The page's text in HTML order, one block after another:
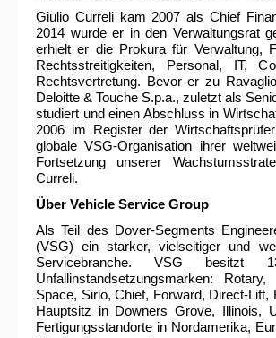
Giulio Curreli kam 2007 als Chief
2014 wurde er in den Verwaltungsrat
erhielt er die Prokura für Verwaltung,
Rechtsstreitigkeiten, Personal, IT,
Rechtsvertretung. Bevor er zu
Deloitte & Touche S.p.a., zuletzt als
studiert und einen Abschluss in
2006 im Register der
globale VSG-Organisation ihrer
Fortsetzung unserer
Curreli.
Über Vehicle Service Group
Als Teil des Dover-Segments
(VSG) ein starker, vielseitiger und
Servicebranche. VSG besitzt
Unfallinstandsetzungsmarken:
Space, Sirio, Chief, Forward, Direct-
Hauptsitz in Downers Grove, Illinois,
Fertigungsstandorte in Nordamerika,